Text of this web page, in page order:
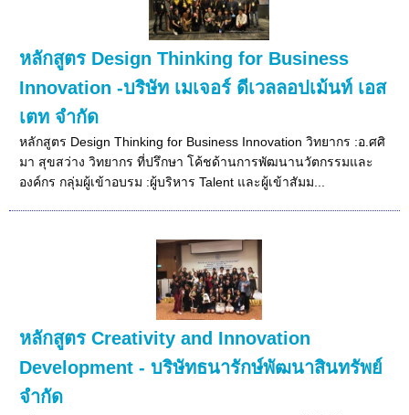
หลักสูตร Design Thinking for Business
Innovation -บริษัท เมเจอร์ ดีเวลลอปเม้นท์ เอส
เตท จำกัด
หลักสูตร Design Thinking for Business Innovation วิทยากร :อ.ศศิ
มา สุขสว่าง วิทยากร ที่ปรึกษา โค้ชด้านการพัฒนานวัตกรรมและ
องค์กร กลุ่มผู้เข้าอบรม :ผู้บริหาร Talent และผู้เข้าสัมม...
หลักสูตร Creativity and Innovation
Development - บริษัทธนารักษ์พัฒนาสินทรัพย์
จำกัด